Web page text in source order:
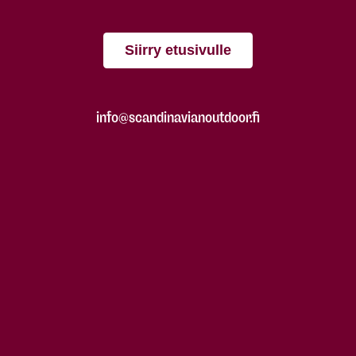
Siirry etusivulle
info@scandinavianoutdoor.fi